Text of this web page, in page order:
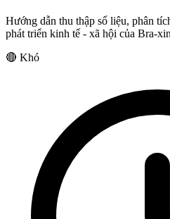
Hướng dẫn thu thập số liệu, phân
phát triển kinh tế - xã hội của Bra-
🔴 Khó